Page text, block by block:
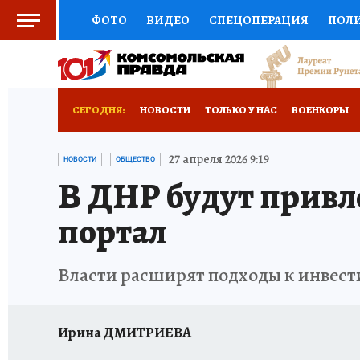
ФОТО ВИДЕО СПЕЦОПЕРАЦИЯ
СОЦПОДДЕРЖКА НАУКА СПОРТ
ДЕФИЦИТ ЖЕЛЕЗА
ГИД ПОТРЕБИТЕЛЯ ВСЕ О КП
СЕГОДНЯ: НОВОСТИ ТОЛЬКО У НАС ВОЕНКОРЫ
НОВОРОССИЯ АФИША
НОВОСТИ ОБЩЕСТВО 27 апреля 2026 9:19
В ДНР будут
портал
Власти расширят подходы к
Ирина ДМИТРИЕВА